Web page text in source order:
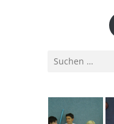
Suchen
nach: